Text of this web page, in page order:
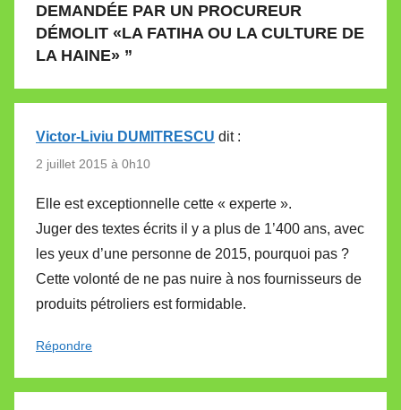
DEMANDÉE PAR UN PROCUREUR
DÉMOLIT «LA FATIHA OU LA CULTURE DE
LA HAINE» ”
Victor-Liviu DUMITRESCU dit :
2 juillet 2015 à 0h10
Elle est exceptionnelle cette « experte ».
Juger des textes écrits il y a plus de 1’400 ans, avec
les yeux d’une personne de 2015, pourquoi pas ?
Cette volonté de ne pas nuire à nos fournisseurs de
produits pétroliers est formidable.
Répondre